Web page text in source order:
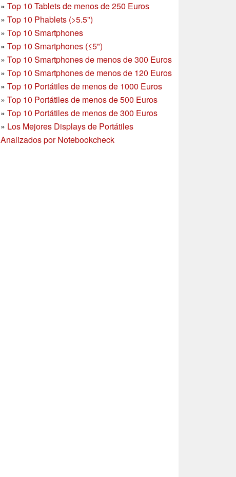
» Top 10 Tablets de menos de 250 Euros
» Top 10 Phablets (>5.5")
» Top 10 Smartphones
» Top 10 Smartphones (≤5")
» Top 10 Smartphones de menos de 300 Euros
» Top 10 Smartphonesde menos de 120 Euros
» Top 10 Portátiles de menos de 1000 Euros
» Top 10 Portátiles de menos de 500 Euros
» Top 10 Portátiles de menos de 300 Euros
» Los Mejores Displays de Portátiles
Analizados por Notebookcheck